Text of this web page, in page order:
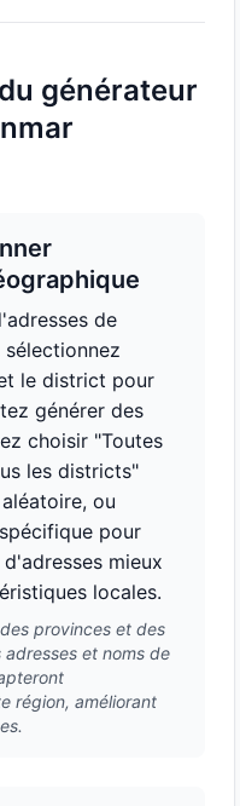
générateur
de
sélectionnez
le district pour
générer des
choisir "Toutes
les districts"
ou
pour
mieux
locales.
provinces et des
et noms de
région, améliorant